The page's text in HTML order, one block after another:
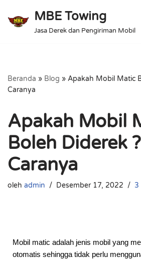
Lompat
MBE Towing
Jasa Derek dan Pengiriman Mobil
Beranda » Blog » Apakah Mobil Matic
Caranya
Apakah Mobil
Boleh Diderek
Caranya
oleh admin Desember 17, 2022 3
Mobil matic adalah jenis mobil yang
otomatis sehingga tidak perlu